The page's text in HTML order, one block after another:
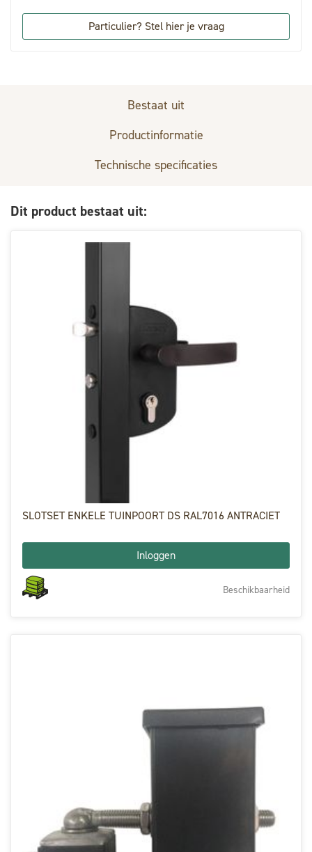
Particulier? Stel hier je vraag
Bestaat uit
Productinformatie
Technische specificaties
Dit product bestaat uit:
SLOTSET ENKELE TUINPOORT DS RAL7016 ANTRACIET
Inloggen
Beschikbaarheid